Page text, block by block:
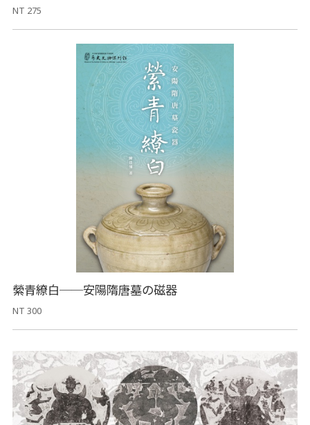
NT 275
縈青繚白──安陽隋唐墓の磁器
NT 300